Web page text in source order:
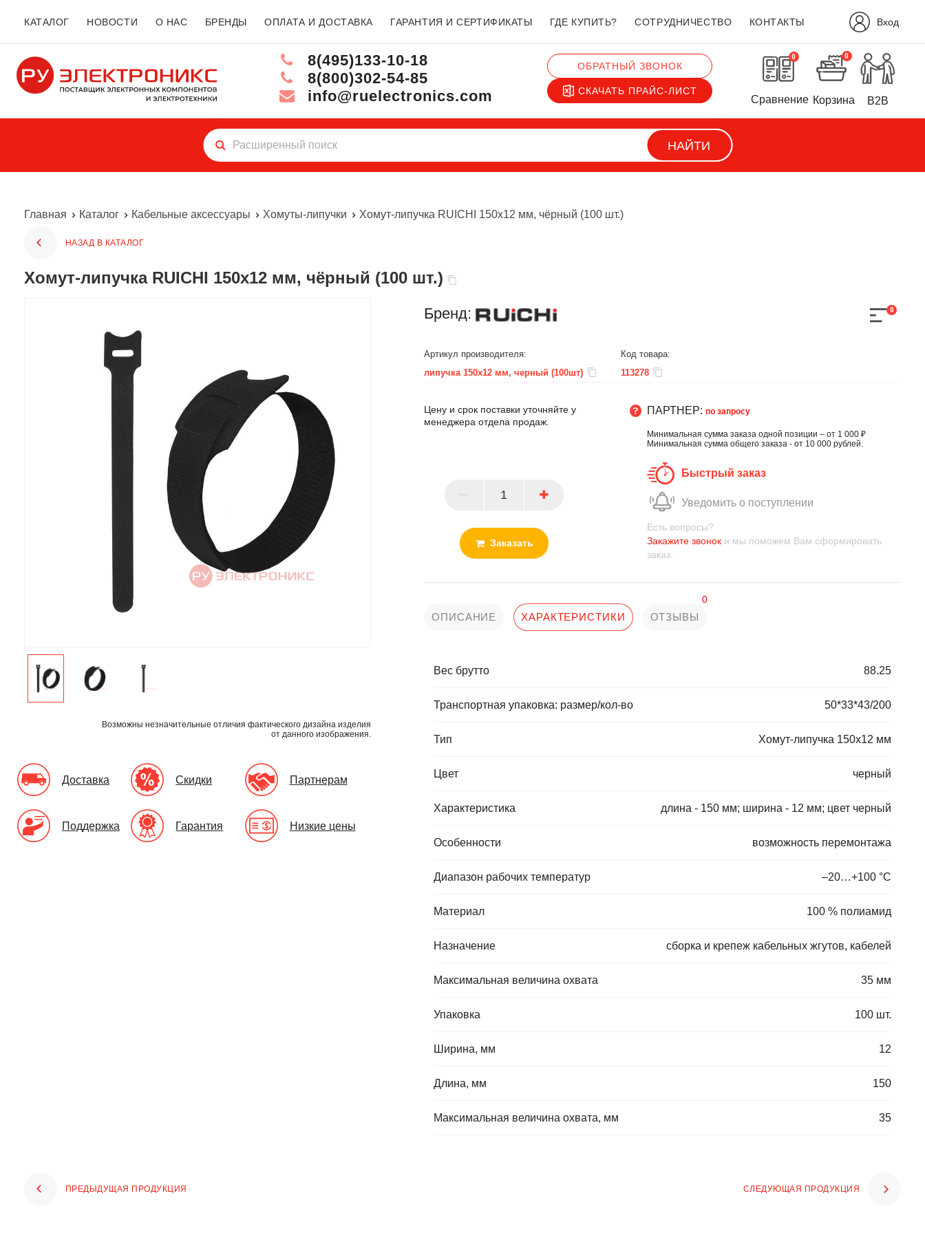
КАТАЛОГ НОВОСТИ О НАС БРЕНДЫ ОПЛАТА И ДОСТАВКА ГАРАНТИЯ И СЕРТИФИКАТЫ ГДЕ КУПИТЬ? СОТРУДНИЧЕСТВО КОНТАКТЫ Вход
8(495)133-10-18
8(800)302-54-85
info@ruelectronics.com
ОБРАТНЫЙ ЗВОНОК
СКАЧАТЬ ПРАЙС-ЛИСТ
0
Сравнение
0
Корзина B2B
НАЙТИ
Главная Каталог Кабельные аксессуары Хомуты-липучки Хомут-липучка RUICHI 150х12 мм, чёрный (100 шт.)
НАЗАД В КАТАЛОГ
Хомут-липучка RUICHI 150х12 мм, чёрный (100 шт.)
Возможны незначительные отличия фактического дизайна изделия
от данного изображения.
Доставка Скидки Партнерам
Поддержка Гарантия Низкие цены
Бренд: 0
Артикул производителя:
липучка 150х12 мм, черный (100шт)
Код товара:
113278
Цену и срок поставки уточняйте у
менеджера отдела продаж.
Заказать
ПАРТНЕР: по запросу
Минимальная сумма заказа одной позиции – от 1 000 ₽
Минимальная сумма общего заказа - от 10 000 рублей.
Быстрый заказ
Уведомить о поступлении
Есть вопросы?
Закажите звоноки мы поможем Вам сформировать
заказ.
ОПИСАНИЕ ХАРАКТЕРИСТИКИ ОТЗЫВЫ
0
Вес брутто 88.25
Транспортная упаковка: размер/кол-во 50*33*43/200
Тип Хомут-липучка 150х12 мм
Цвет черный
Характеристика длина - 150 мм; ширина - 12 мм; цвет черный
Особенности возможность перемонтажа
Диапазон рабочих температур –20…+100 °С
Материал 100 % полиамид
Назначение сборка и крепеж кабельных жгутов, кабелей
Максимальная величина охвата 35 мм
Упаковка 100 шт.
Ширина, мм 12
Длина, мм 150
Максимальная величина охвата, мм 35
ПРЕДЫДУЩАЯ ПРОДУКЦИЯ СЛЕДУЮЩАЯ ПРОДУКЦИЯ